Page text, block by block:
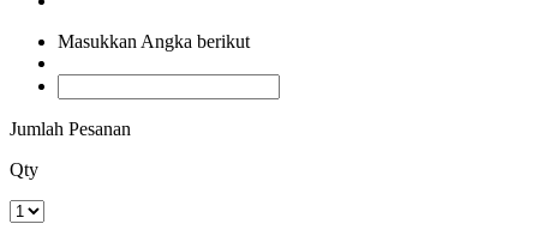
Masukkan Angka berikut
Jumlah Pesanan
Qty